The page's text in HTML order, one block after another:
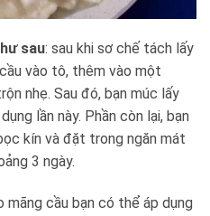
sau: sau khi sơ chế tách lấy
vào tô, thêm vào một
nhẹ. Sau đó, bạn múc lấy
lần này. Phần còn lại, bạn
kín và đặt trong ngăn mát
3 ngày.
cầu bạn có thể áp dụng